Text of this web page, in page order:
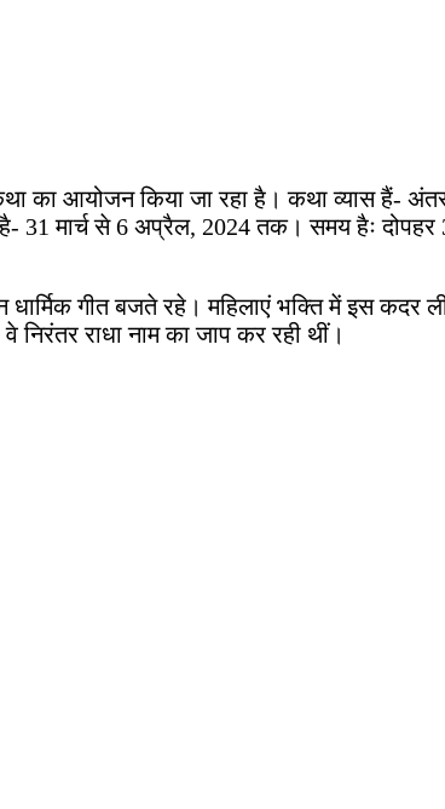
का आयोजन किया जा रहा है। कथा व्यास हैं-
है- 31 मार्च से 6 अप्रैल, 2024 तक। समय हैः
धार्मिक गीत बजते रहे। महिलाएं भक्ति में इस कदर
निरंतर राधा नाम का जाप कर रही थीं।